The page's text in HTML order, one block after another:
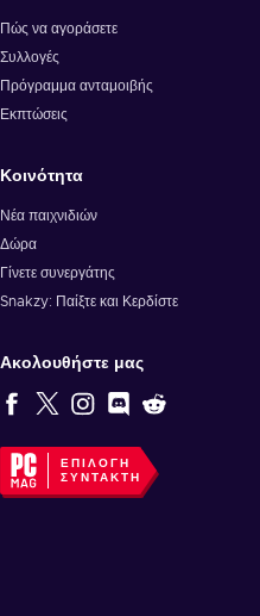
Πώς να αγοράσετε
Συλλογές
Πρόγραμμα ανταμοιβής
Εκπτώσεις
Κοινότητα
Νέα παιχνιδιών
Δώρα
Γίνετε συνεργάτης
Snakzy: Παίξτε και Κερδίστε
Ακολουθήστε μας
ΕΠΙΛΟΓΉ
ΣΥΝΤΆΚΤΗ